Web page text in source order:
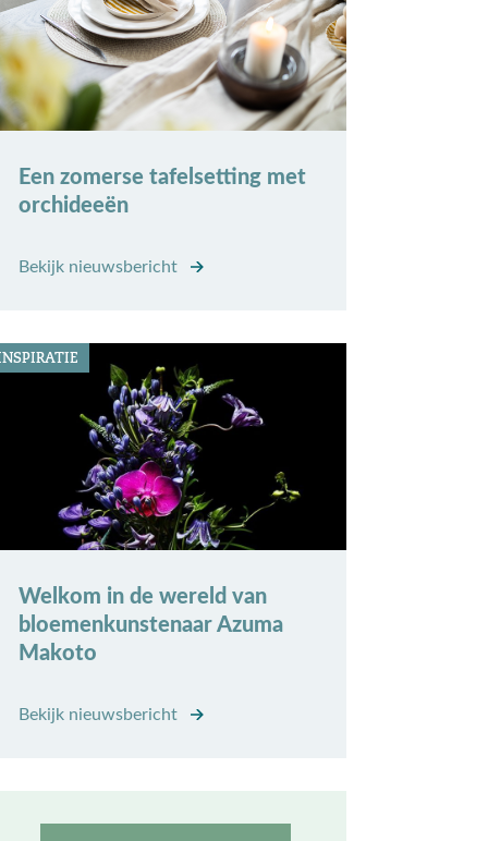
Een zomerse tafelsetting met
orchideeën
Bekijk nieuwsbericht
Welkom in de wereld van
bloemenkunstenaar Azuma
Makoto
Bekijk nieuwsbericht